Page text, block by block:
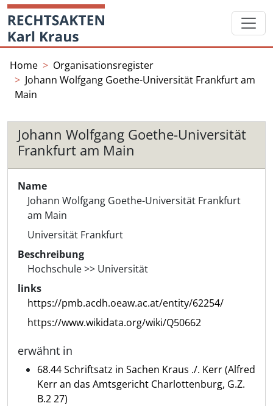
Skip
content
Startseite
Home
Organisationsregister
Johann Wolfgang Goethe-Universität Frankfurt am
Main
Johann Wolfgang Goethe-Universität
Frankfurt am Main
Name
Johann Wolfgang Goethe-Universität Frankfurt
am Main
Universität Frankfurt
Beschreibung
Hochschule >> Universität
links
https://pmb.acdh.oeaw.ac.at/entity/62254/
https://www.wikidata.org/wiki/Q50662
erwähnt in
68.44 Schriftsatz in Sachen Kraus ./. Kerr (Alfred
Kerr an das Amtsgericht Charlottenburg, G.Z.
B.2 27)